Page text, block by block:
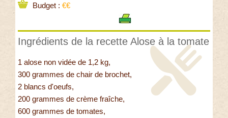
Budget : €€
Ingrédients de la recette Alose à la tomate
1 alose non vidée de 1,2 kg,
300 grammes de chair de brochet,
2 blancs d'oeufs,
200 grammes de crème fraîche,
600 grammes de tomates,